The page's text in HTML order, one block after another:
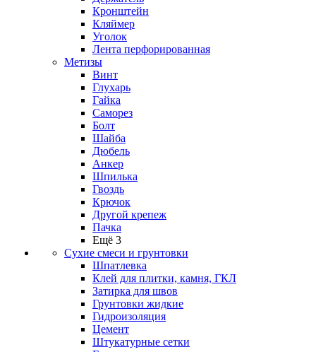
Кронштейн
Кляймер
Уголок
Лента перфорированная
Метизы
Винт
Глухарь
Гайка
Саморез
Болт
Шайба
Дюбель
Анкер
Шпилька
Гвоздь
Крючок
Другой крепеж
Пачка
Ещё 3
Сухие смеси и грунтовки
Шпатлевка
Клей для плитки, камня, ГКЛ
Затирка для швов
Грунтовки жидкие
Гидроизоляция
Цемент
Штукатурные сетки